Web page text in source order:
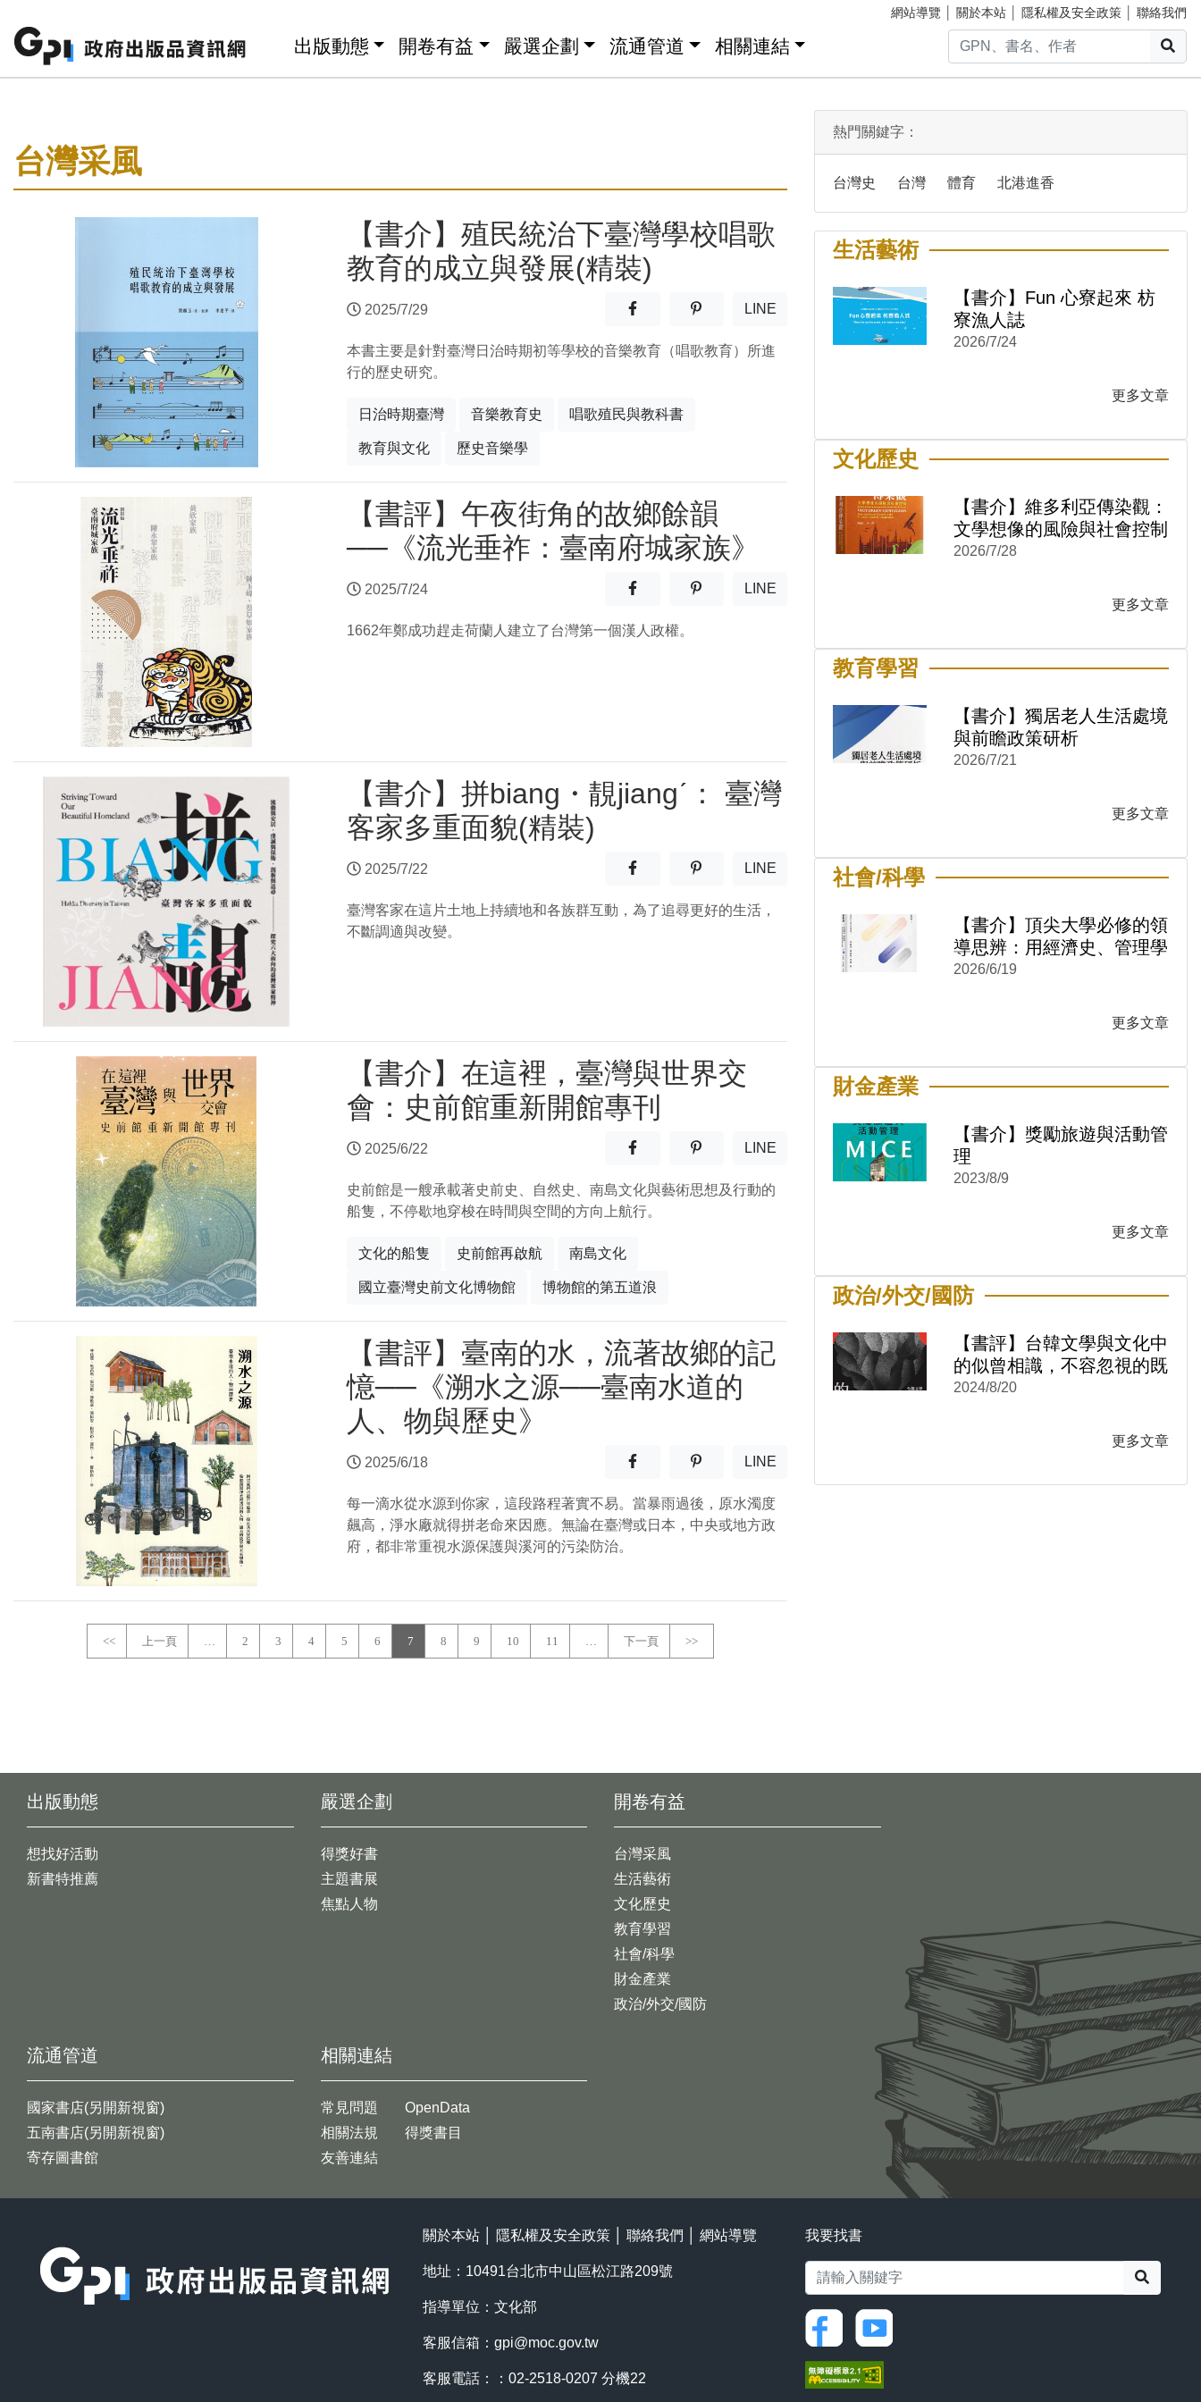
網站導覽 關於本站 隱私權及安全政策 聯絡我們
出版動態 開卷有益 嚴選企劃 流通管道 相關連結
台灣采風
【書介】殖民統治下臺灣學校唱歌
教育的成立與發展(精裝)
2025/7/29 分享至facebook(另開新視窗)
分享至噗浪(另開新視窗)
LINE
本書主要是針對臺灣日治時期初等學校的音樂教育（唱歌教育）所進
行的歷史研究。
日治時期臺灣 音樂教育史 唱歌殖民與教科書
教育與文化 歷史音樂學
【書評】午夜街角的故鄉餘韻
──《流光垂祚：臺南府城家族》
2025/7/24 分享至facebook(另開新視窗)
分享至噗浪(另開新視窗)
LINE
1662年鄭成功趕走荷蘭人建立了台灣第一個漢人政權。
【書介】拼biang・靚jiangˊ： 臺灣
客家多重面貌(精裝)
2025/7/22 分享至facebook(另開新視窗)
分享至噗浪(另開新視窗)
LINE
(另開新視窗)
臺灣客家在這片土地上持續地和各族群互動，為了追尋更好的生活，
不斷調適與改變。
【書介】在這裡，臺灣與世界交
會：史前館重新開館專刊
2025/6/22 分享至facebook(另開新視窗)
分享至噗浪(另開新視窗)
LINE
史前館是一艘承載著史前史、自然史、南島文化與藝術思想及行動的
船隻，不停歇地穿梭在時間與空間的方向上航行。
文化的船隻 史前館再啟航 南島文化
國立臺灣史前文化博物館 博物館的第五道浪
【書評】臺南的水，流著故鄉的記
憶──《溯水之源──臺南水道的
人、物與歷史》
2025/6/18 分享至facebook(另開新視窗)
分享至噗浪(另開新視窗)
LINE
(另開新視窗)
每一滴水從水源到你家，這段路程著實不易。當暴雨過後，原水濁度
飆高，淨水廠就得拼老命來因應。無論在臺灣或日本，中央或地方政
府，都非常重視水源保護與溪河的污染防治。
<< 上一頁 … 2 3 4 5 6 7 8 9 10 11 … 下一頁 >>
熱門關鍵字：
台灣史 台灣 體育 北港進香
生活藝術
【書介】Fun 心寮起來 枋
寮漁人誌
2026/7/24
更多文章
文化歷史
【書介】維多利亞傳染觀：
文學想像的風險與社會控制
2026/7/28
更多文章
教育學習
【書介】獨居老人生活處境
與前瞻政策研析
2026/7/21
更多文章
社會/科學
【書介】頂尖大學必修的領
導思辨：用經濟史、管理學
與技術哲學看懂決策本質
2026/6/19
更多文章
財金產業
【書介】獎勵旅遊與活動管
理
2023/8/9
更多文章
政治/外交/國防
【書評】台韓文學與文化中
的似曾相識，不容忽視的既
視感──《冷戰的感覺結
別與情感政治1950-1980》
2024/8/20
更多文章
出版動態
想找好活動
新書特推薦
開卷有益
台灣采風
生活藝術
文化歷史
教育學習
社會/科學
財金產業
政治/外交/國防
嚴選企劃
得獎好書
主題書展
焦點人物
流通管道
國家書店(另開新視窗)
五南書店(另開新視窗)
寄存圖書館
相關連結
常見問題
相關法規
友善連結
OpenData
得獎書目
關於本站 隱私權及安全政策 聯絡我們 網站導覽
地址：10491台北市中山區松江路209號
指導單位：文化部
客服信箱： gpi@moc.gov.tw
客服電話：：02-2518-0207 分機22
我要找書